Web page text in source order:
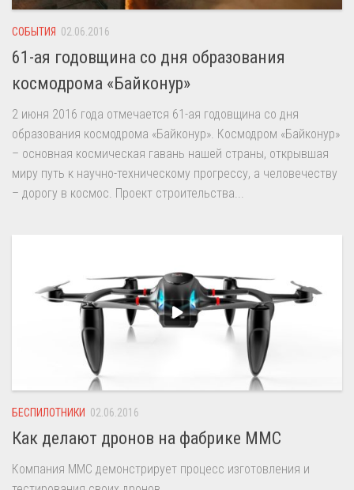
СОБЫТИЯ 02.06.2016
61-ая годовщина со дня образования
космодрома «Байконур»
2 июня 2016 года отмечается 61-ая годовщина со дня
образования космодрома «Байконур». Космодром «Байконур»
– основная космическая гавань нашей страны, открывшая
миру путь к научно-техническому прогрессу, а человечеству
– дорогу в космос. Проект строительства...
БЕСПИЛОТНИКИ 02.06.2016
Как делают дронов на фабрике MMC
Компания MMC демонстрирует процесс изготовления и